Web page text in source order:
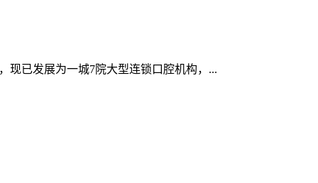
现已发展为一城7院大型连锁口腔机构，...